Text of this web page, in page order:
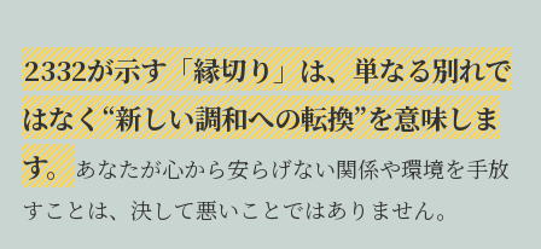
2332が示す「縁切り」は、単なる別れで
はなく“新しい調和への転換”を意味しま
す。あなたが心から安らげない関係や環境を手放
すことは、決して悪いことではありません。